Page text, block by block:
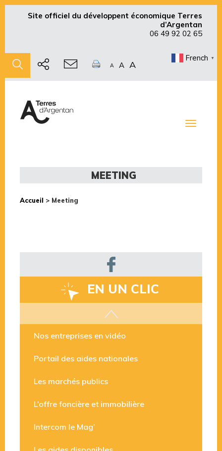
Site officiel du développent économique Terres
d’Argentan
06 49 92 02 65
A A A
French ▼
Toggle
MEETING
Accueil > Meeting
EN UN CLIC
Les aides disponibles
Nos entreprises en vidéo
Portail des aides nationales
Les marchés publics
L’offre foncière et immobilière
Intercom le Mag’